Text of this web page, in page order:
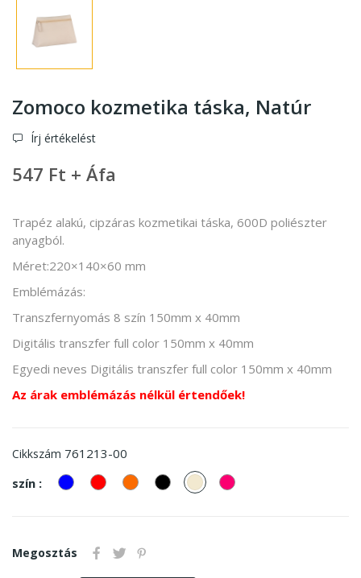
Zomoco kozmetika táska, Natúr
Írj értékelést
547 Ft + Áfa
Trapéz alakú, cipzáras kozmetikai táska, 600D poliészter
anyagból.
Méret:220×140×60 mm
Emblémázás:
Transzfernyomás 8 szín 150mm x 40mm
Digitális transzfer full color 150mm x 40mm
Egyedi neves Digitális transzfer full color 150mm x 40mm
Az árak emblémázás nélkül értendőek!
Cikkszám 761213-00
szín :
kek piros Narancssárga
FeketeNatúrPink
Megosztás